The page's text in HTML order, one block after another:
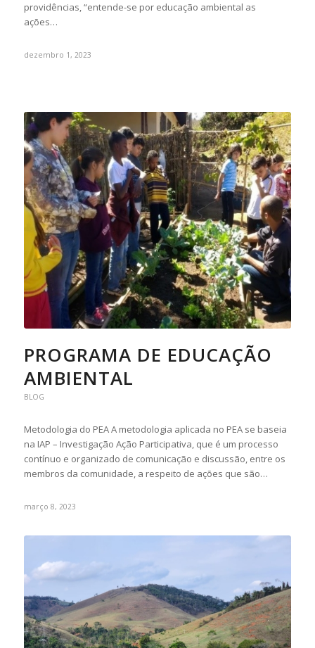
providências, “entende-se por educação ambiental as
ações…
dezembro 1, 2023
PROGRAMA DE EDUCAÇÃO
AMBIENTAL
BLOG
Metodologia do PEA A metodologia aplicada no PEA se baseia
na IAP – Investigação Ação Participativa, que é um processo
contínuo e organizado de comunicação e discussão, entre os
membros da comunidade, a respeito de ações que são…
março 8, 2023